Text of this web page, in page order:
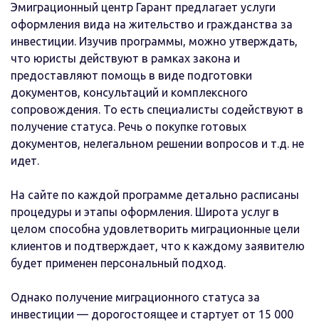
Эмиграционный центр Гарант предлагает услуги
оформления вида на жительство и гражданства за
инвестиции. Изучив программы, можно утверждать,
что юристы действуют в рамках закона и
предоставляют помощь в виде подготовки
документов, консультаций и комплексного
сопровождения. То есть специалисты содействуют в
получение статуса. Речь о покупке готовых
документов, нелегальном решении вопросов и т.д. не
идет.
На сайте по каждой программе детально расписаны
процедуры и этапы оформления. Широта услуг в
целом способна удовлетворить миграционные цели
клиентов и подтверждает, что к каждому заявителю
будет применен персональный подход.
Однако получение миграционного статуса за
инвестиции — дорогостоящее и стартует от 15 000